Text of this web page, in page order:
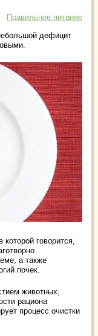
Правильное питание
дефицит
которой говорится,
а также
почек.
животных,
рациона
процесс очистки